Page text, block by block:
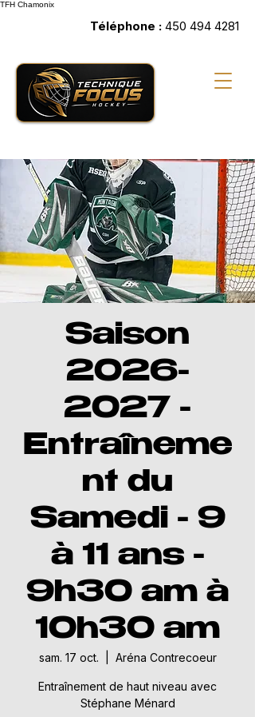
TFH Chamonix
Téléphone : 450 494 4281
Saison
2026-
2027 -
Entraîneme
nt du
Samedi - 9
à 11 ans -
9h30 am à
10h30 am
sam. 17 oct. Aréna Contrecoeur
Entraînement de haut niveau avec
Stéphane Ménard